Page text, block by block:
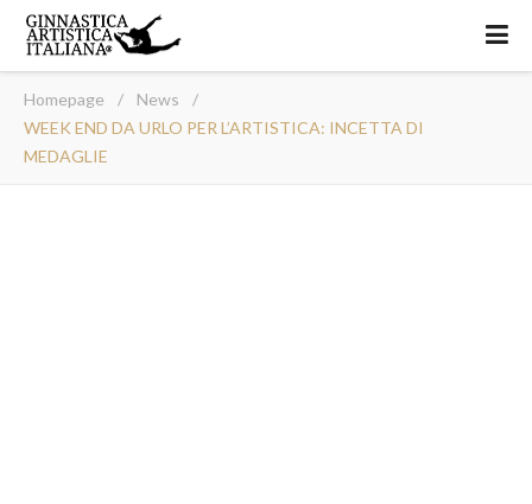
Homepage / News
/
WEEK END DA URLO PER L’ARTISTICA: INCETTA DI
MEDAGLIE